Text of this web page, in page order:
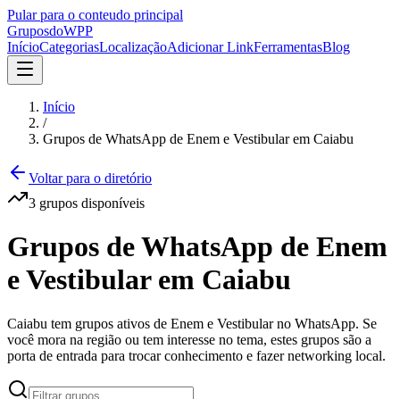
Pular para o conteudo principal
GruposdoWPP
InícioCategoriasLocalizaçãoAdicionar LinkFerramentasBlog
Início
/
Grupos de WhatsApp de Enem e Vestibular em Caiabu
Voltar para o diretório
3 grupos disponíveis
Grupos de WhatsApp de Enem
e Vestibular em Caiabu
Caiabu tem grupos ativos de Enem e Vestibular no WhatsApp. Se
você mora na região ou tem interesse no tema, estes grupos são a
porta de entrada para trocar conhecimento e fazer networking local.